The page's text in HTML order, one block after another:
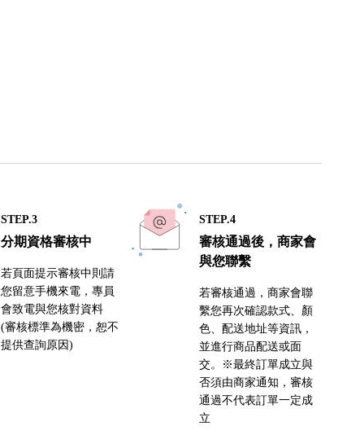
STEP.3
分期資格審核中
若頁面提示審核中則請
您留意手機來電，專員
會致電與您核對資料
(審核標準為機密，恕不
提供查詢原因)
STEP.4
審核通過後，商家會
與您聯繫
若審核通過，商家會聯
繫您再次確認款式、顏
色、配送地址等資訊，
並進行商品配送或面
交。※最終訂單成立與
否須由商家通知，審核
通過不代表訂單一定成
立